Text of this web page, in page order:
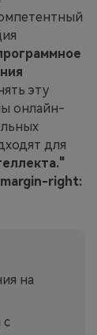
эту
онлайн-
для
right:
на
с